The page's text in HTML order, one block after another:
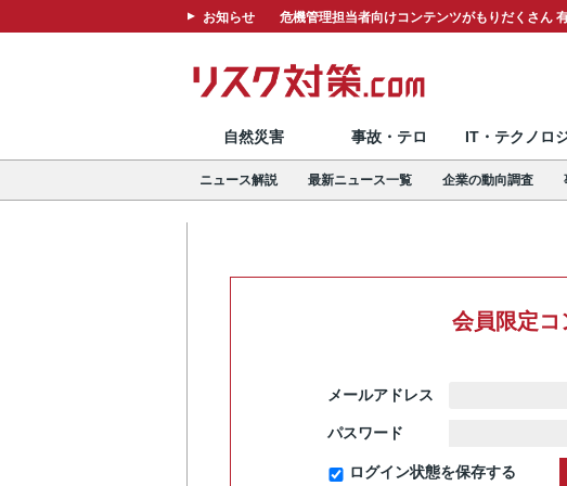
お知らせ 危機管理担当者向けコンテンツがもりだくさん
自然災害 事故・テロ IT・テクノロ
ニュース解説 最新ニュース一覧 企業の動向調査
会員限定コ
メールアドレス
パスワード
ログイン状態を保存する